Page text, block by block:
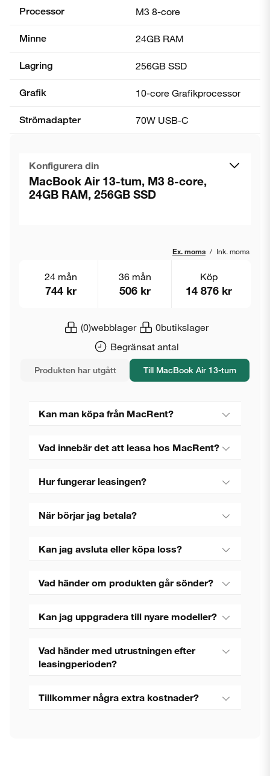
Processor M3 8-core
Minne 24GB RAM
Lagring 256GB SSD
Grafik 10-core Grafik­processor
Strömadapter 70W USB-C
Konfigurera din
MacBook Air 13-tum, M3 8-core,
24GB RAM, 256GB SSD
Ex. moms / Ink. moms
(0)webblager 0butikslager
Begränsat antal
24 mån
744 kr
36 mån
506 kr
Köp
14 876 kr
Produkten har utgått Till MacBook Air 13-tum
Kan man köpa från MacRent?
Vad innebär det att leasa hos MacRent?
Hur fungerar leasingen?
När börjar jag betala?
Kan jag avsluta eller köpa loss?
Vad händer om produkten går sönder?
Kan jag uppgradera till nyare modeller?
Vad händer med utrustningen efter
leasingperioden?
Tillkommer några extra kostnader?